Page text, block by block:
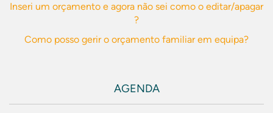
Inseri um orçamento e agora não sei como o editar/apagar
?
Como posso gerir o orçamento familiar em equipa?
AGENDA